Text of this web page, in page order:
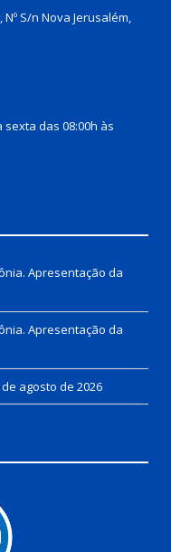
S/n Nova Jerusalém,
das 08:00h às
Apresentação da
Apresentação da
de agosto de 2026